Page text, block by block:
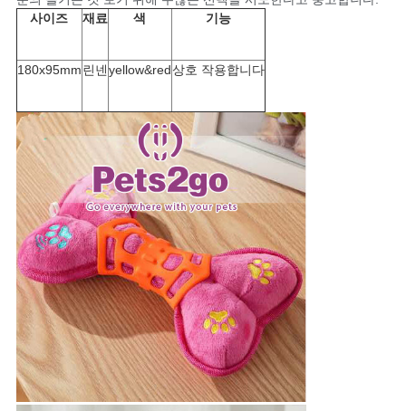
BLOG/NEWS
사
이
트
맵
PRIVACY
POLICY
사이즈
재료 색 기능
180x95mm린넨yellow&red상호 작용합니다